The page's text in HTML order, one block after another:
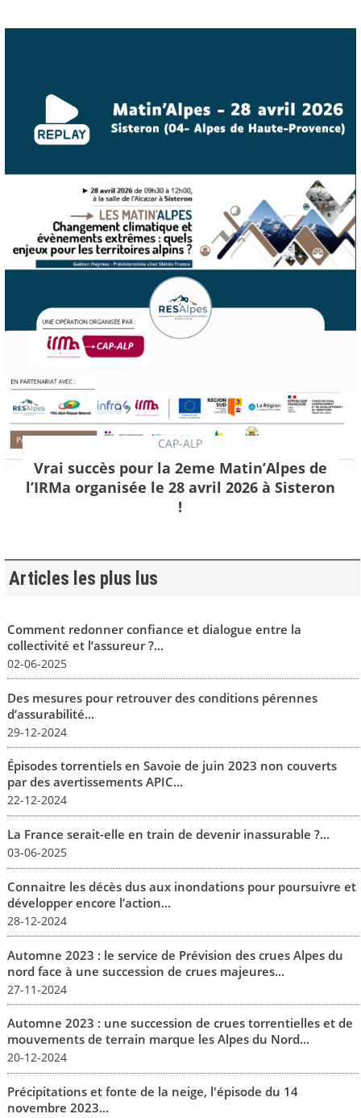
CAP-ALP
Vrai succès pour la 2eme Matin’Alpes de
l’IRMa organisée le 28 avril 2026 à Sisteron
!
Articles les plus lus
Comment redonner confiance et dialogue entre la
collectivité et l’assureur ?...
02-06-2025
Des mesures pour retrouver des conditions pérennes
d’assurabilité...
29-12-2024
Épisodes torrentiels en Savoie de juin 2023 non couverts
par des avertissements APIC...
22-12-2024
La France serait-elle en train de devenir inassurable ?...
03-06-2025
Connaitre les décès dus aux inondations pour poursuivre et
développer encore l’action...
28-12-2024
Automne 2023 : le service de Prévision des crues Alpes du
nord face à une succession de crues majeures...
27-11-2024
Automne 2023 : une succession de crues torrentielles et de
mouvements de terrain marque les Alpes du Nord...
20-12-2024
Précipitations et fonte de la neige, l'épisode du 14
novembre 2023...